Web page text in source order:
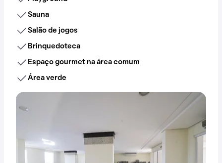
Sauna
Salão de jogos
Brinquedoteca
Espaço gourmet na área comum
Área verde